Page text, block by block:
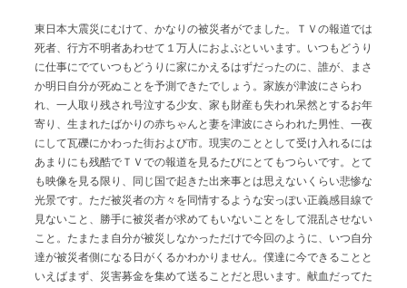
東日本大震災にむけて、かなりの被災者がでました。ＴＶの報道では
死者、行方不明者あわせて１万人におよぶといいます。いつもどうり
に仕事にでていつもどうりに家にかえるはずだったのに、誰が、まさ
か明日自分が死ぬことを予測できたでしょう。家族が津波にさらわ
れ、一人取り残され号泣する少女、家も財産も失われ呆然とするお年
寄り、生まれたばかりの赤ちゃんと妻を津波にさらわれた男性、一夜
にして瓦礫にかわった街および市。現実のこととして受け入れるには
あまりにも残酷でＴＶでの報道を見るたびにとてもつらいです。とて
も映像を見る限り、同じ国で起きた出来事とは思えないくらい悲惨な
光景です。ただ被災者の方々を同情するような安っぽい正義感目線で
見ないこと、勝手に被災者が求めてもいないことをして混乱させない
こと。たまたま自分が被災しなかっただけで今回のように、いつ自分
達が被災者側になる日がくるかわかりません。僕達に今できることと
いえばまず、災害募金を集めて送ることだと思います。献血だってた